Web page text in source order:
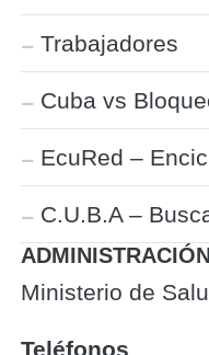
Trabajadores
Cuba vs
EcuRed –
C.U.B.A –
Ministerio de
Teléfonos